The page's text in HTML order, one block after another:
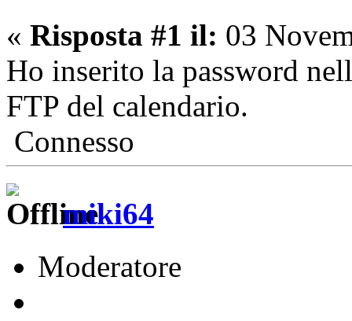
« Risposta #1 il: 03
Ho inserito la password
FTP del calendario.
Connesso
miki64
Moderatore